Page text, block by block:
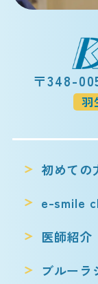
〒348-
羽
初めての
e-smile
医師紹介
ブルーラ